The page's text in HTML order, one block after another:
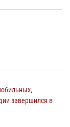
завершился в